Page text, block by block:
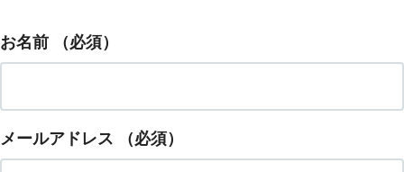
お名前 （必須）
メールアドレス （必須）